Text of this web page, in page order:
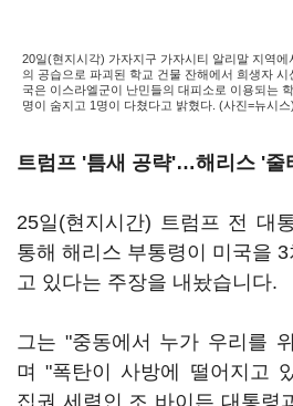
20일(현지시각) 가자지구 가자시티 알리말 지역
의 공습으로 파괴된 학교 건물 잔해에서 희생자
국은 이스라엘군이 난민들의 대피소로 이용되는
명이 숨지고 1명이 다쳤다고 밝혔다. (사진=뉴시스)
트럼프 '틈새 공략'…해리스 '줄
25일(현지시간) 트럼프 전 대
통해 해리스 부통령이 미국을
고 있다는 주장을 내놨습니다.
그는 "중동에서 누가 우리를
며 "폭탄이 사방에 떨어지고
집권 세력인 조 바이든 대통령